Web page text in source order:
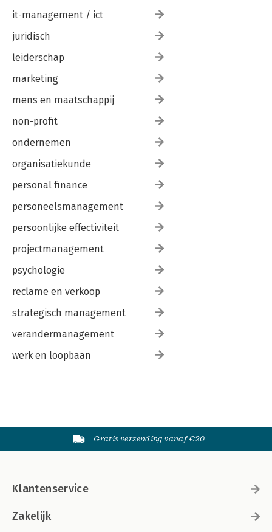
it-management / ict
juridisch
leiderschap
marketing
mens en maatschappij
non-profit
ondernemen
organisatiekunde
personal finance
personeelsmanagement
persoonlijke effectiviteit
projectmanagement
psychologie
reclame en verkoop
strategisch management
verandermanagement
werk en loopbaan
Gratis verzending vanaf €20
Klantenservice
Zakelijk